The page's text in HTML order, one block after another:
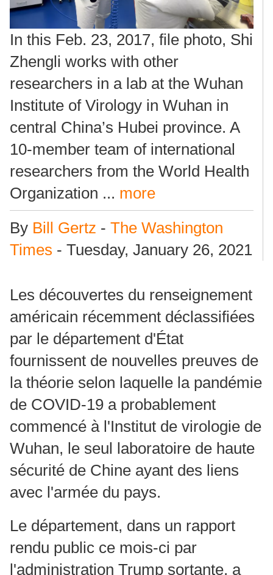
In this Feb. 23, 2017, file photo, Shi
Zhengli works with other
researchers in a lab at the Wuhan
Institute of Virology in Wuhan in
central China’s Hubei province. A
10-member team of international
researchers from the World Health
Organization ... more
By Bill Gertz - The Washington
Times - Tuesday, January 26, 2021
Les découvertes du renseignement
américain récemment déclassifiées
par le département d'État
fournissent de nouvelles preuves de
la théorie selon laquelle la pandémie
de COVID-19 a probablement
commencé à l'Institut de virologie de
Wuhan, le seul laboratoire de haute
sécurité de Chine ayant des liens
avec l'armée du pays.
Le département, dans un rapport
rendu public ce mois-ci par
l'administration Trump sortante, a